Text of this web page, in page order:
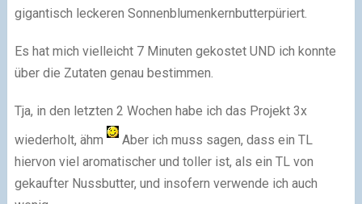
gigantisch leckeren Sonnenblumenkernbutterpüriert.
Es hat mich vielleicht 7 Minuten gekostet UND ich konnte
über die Zutaten genau bestimmen.
Tja, in den letzten 2 Wochen habe ich das Projekt 3x
wiederholt, ähm
Aber ich muss sagen, dass ein TL
hiervon viel aromatischer und toller ist, als ein TL von
gekaufter Nussbutter, und insofern verwende ich auch